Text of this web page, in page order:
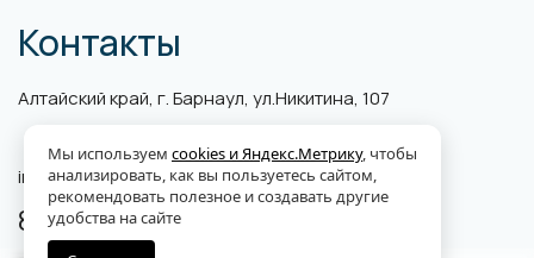
Контакты
Алтайский край, г. Барнаул, ул.Никитина, 107
info@abk-plus.ru
8 (3852) 560-599
Мы используем cookies и Яндекс.Метрику, чтобы
анализировать, как вы пользуетесь сайтом,
рекомендовать полезное и создавать другие
удобства на сайте